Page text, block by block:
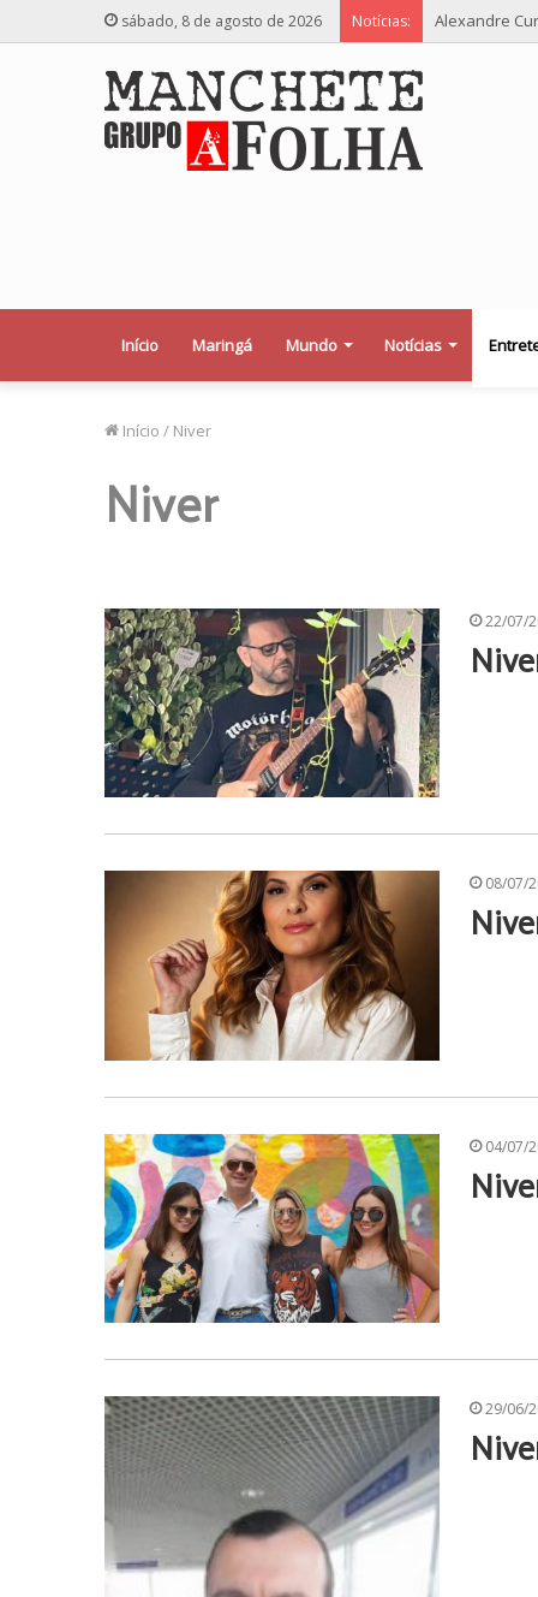
sábado, 8 de agosto de 2026 Notícias: Alexandre
Início Maringá Mundo Notícias
Início / Niver
Niver
22/07/
08/07/
04/07/
29/06/